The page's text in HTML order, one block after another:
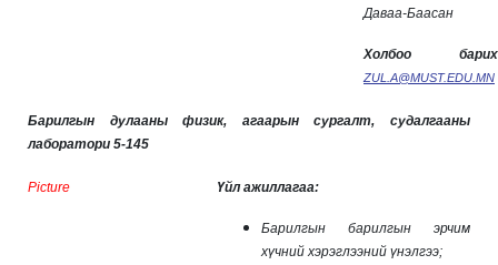
Даваа-Баасан
Холбоо барих
ZUL.A@MUST.EDU.MN
Барилгын дулааны физик, агаарын сургалт, судалгааны
лаборатори 5-145
Picture Үйл ажиллагаа:
Барилгын барилгын эрчим
хүчний хэрэглээний үнэлгээ;